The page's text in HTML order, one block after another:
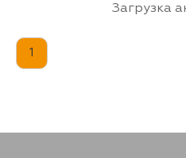
Загрузка
1